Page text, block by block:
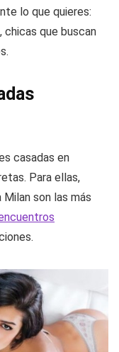
lo que quieres:
chicas que buscan
casadas en
Para ellas,
son las más